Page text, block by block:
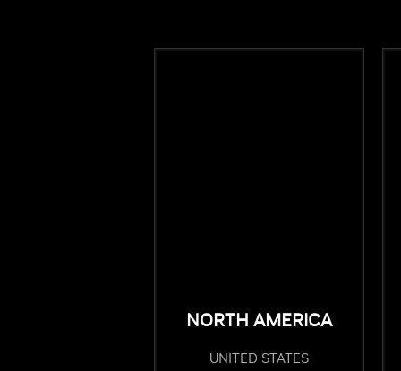
NORTH AMERICA
UNITED STATES